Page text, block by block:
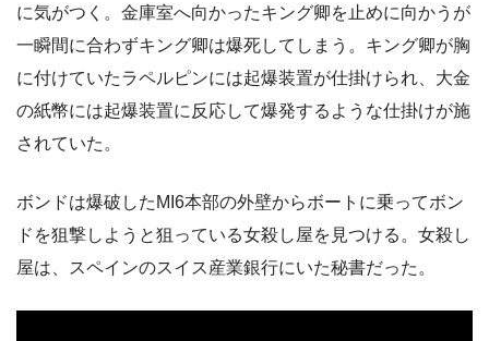
に気がつく。金庫室へ向かったキング卿を止めに向かうが
一瞬間に合わずキング卿は爆死してしまう。キング卿が胸
に付けていたラペルピンには起爆装置が仕掛けられ、大金
の紙幣には起爆装置に反応して爆発するような仕掛けが施
されていた。
ボンドは爆破したMI6本部の外壁からボートに乗ってボン
ドを狙撃しようと狙っている女殺し屋を見つける。女殺し
屋は、スペインのスイス産業銀行にいた秘書だった。